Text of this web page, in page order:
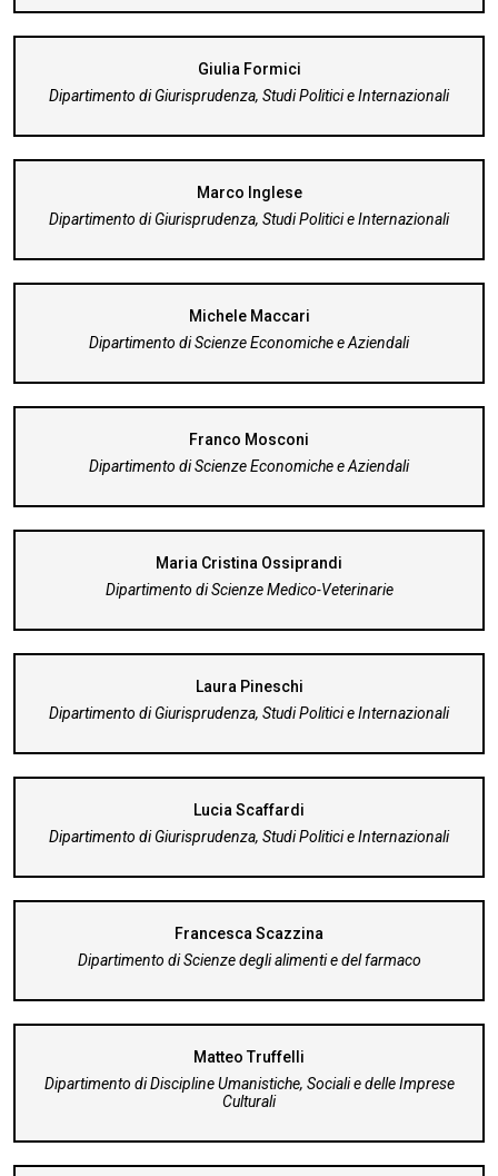
Giulia Formici
Dipartimento di Giurisprudenza, Studi Politici e Internazionali
Marco Inglese
Dipartimento di Giurisprudenza, Studi Politici e Internazionali
Michele Maccari
Dipartimento di Scienze Economiche e Aziendali
Franco Mosconi
Dipartimento di Scienze Economiche e Aziendali
Maria Cristina Ossiprandi
Dipartimento di Scienze Medico-Veterinarie
Laura Pineschi
Dipartimento di Giurisprudenza, Studi Politici e Internazionali
Lucia Scaffardi
Dipartimento di Giurisprudenza, Studi Politici e Internazionali
Francesca Scazzina
Dipartimento di Scienze degli alimenti e del farmaco
Matteo Truffelli
Dipartimento di Discipline Umanistiche, Sociali e delle Imprese
Culturali